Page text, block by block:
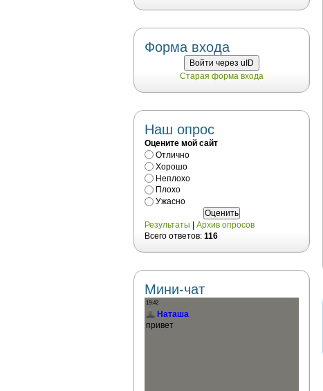
Форма входа
Войти через uID
Старая форма входа
Наш опрос
Оцените мой сайт
Отлично
Хорошо
Неплохо
Плохо
Ужасно
Результаты
Архив опросов
Всего ответов: 116
Мини-чат